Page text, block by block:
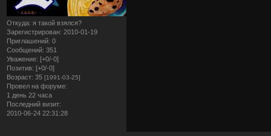
Откуда: я такой взялся?
Зарегистрирован: 2010-01-19
Приглашений: 0
Сообщений: 351
Уважение: [+0/-0]
Позитив: [+0/-0]
Возраст: 35 [1991-03-25]
Провел на форуме:
1 день 22 часа
Последний визит:
2010-06-24 22:31:28